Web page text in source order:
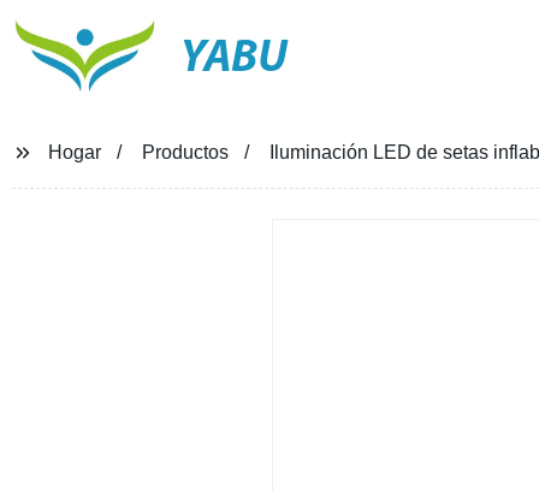
YABU
Hogar Productos Iluminación LED de setas